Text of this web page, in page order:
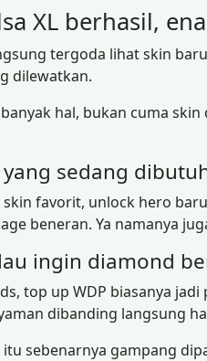
XL berhasil,
tergoda lihat skin
dilewatkan.
hal, bukan cuma
sedang
favorit, unlock hero
beneran. Ya namanya
ingin diamond
top up WDP biasanya
dibanding langsung
sebenarnya gampang